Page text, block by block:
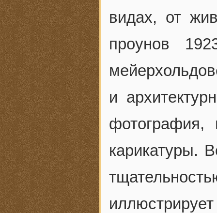
видах, от
проунов
и
фотография,
карикатуры.